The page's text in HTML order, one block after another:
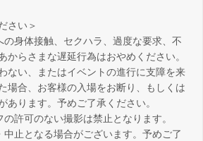
さい＞
身体接触、セクハラ、過度な要求、不
からさまな遅延行為はおやめください。
ない、またはイベントの進行に支障を来
場合、お客様の入場をお断り、もしくは
あります。予めご了承ください。
許可のない撮影は禁止となります。
止となる場合がございます。予めご了